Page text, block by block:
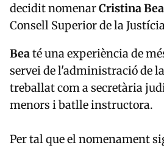
decidit nomenarCristina Bea
Consell Superior de la
Beaté una experiència de
servei de l'administració de
treballat com a secretària
menors i batlle instructora.
Per tal que el nomenament